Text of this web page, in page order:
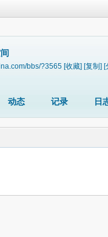
bbs/?3565 [收藏] [复制] [
动态 记录 日